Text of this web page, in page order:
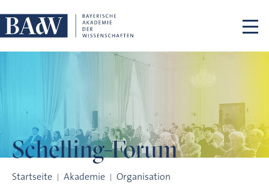
Schelling-Forum
Startseite Akademie Organisation